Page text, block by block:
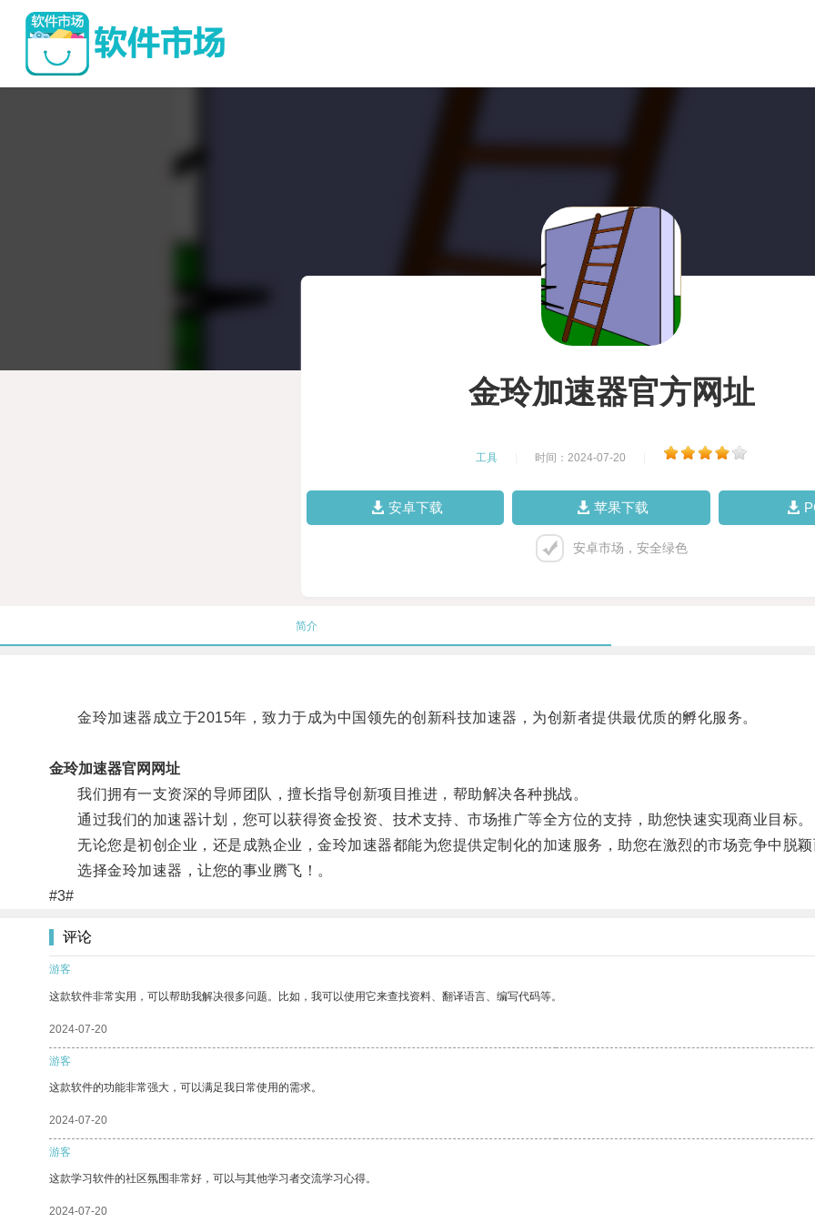
金玲加速器官方网址
工具 时间：2024-07-20
安卓下载 苹果下载
安卓市场，安全绿色
简介
金玲加速器成立于2015年，致力于成为中国领先的创新科技加速器，为创新者提供最优质的孵化服务。
金玲加速器官网网址
我们拥有一支资深的导师团队，擅长指导创新项目推进，帮助解决各种挑战。
通过我们的加速器计划，您可以获得资金投资、技术支持、市场推广等全方位的支持，助您快速实现商业目标。
无论您是初创企业，还是成熟企业，金玲加速器都能为您提供定制化的加速服务，助您在激烈的市场竞争中脱颖
选择金玲加速器，让您的事业腾飞！。
#3#
评论
游客
这款软件非常实用，可以帮助我解决很多问题。比如，我可以使用它来查找资料、翻译语言、编写代码等。
2024-07-20
游客
这款软件的功能非常强大，可以满足我日常使用的需求。
2024-07-20
游客
这款学习软件的社区氛围非常好，可以与其他学习者交流学习心得。
2024-07-20